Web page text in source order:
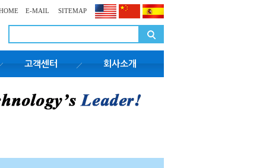
E-MAIL SITEMAP
고객센터 회사소개